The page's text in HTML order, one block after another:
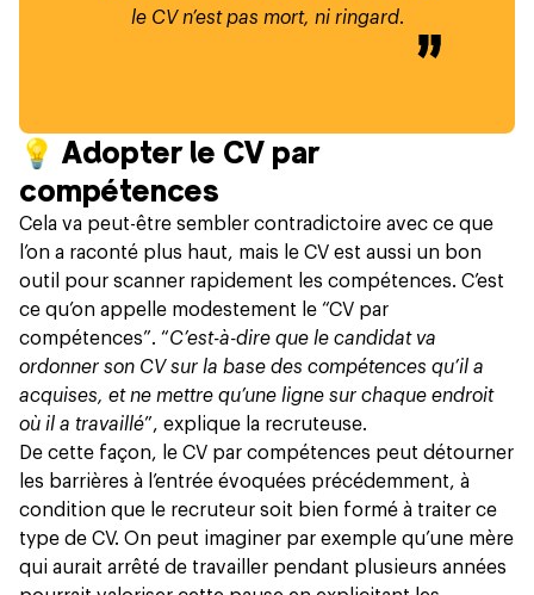
le CV n’est pas mort, ni ringard.
💡 Adopter le CV par
compétences
Cela va peut-être sembler contradictoire avec ce que
l’on a raconté plus haut, mais le CV est aussi un bon
outil pour scanner rapidement les compétences. C’est
ce qu’on appelle modestement le “CV par
compétences”. “C’est-à-dire que le candidat va
ordonner son CV sur la base des compétences qu’il a
acquises, et ne mettre qu’une ligne sur chaque endroit
où il a travaillé”, explique la recruteuse.
De cette façon, le CV par compétences peut détourner
les barrières à l’entrée évoquées précédemment, à
condition que le recruteur soit bien formé à traiter ce
type de CV. On peut imaginer par exemple qu’une mère
qui aurait arrêté de travailler pendant plusieurs années